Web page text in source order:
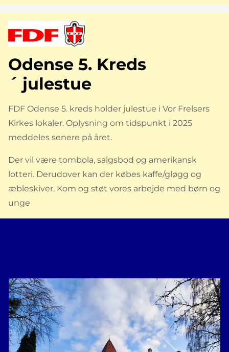
Odense 5. Kreds
´ julestue
FDF Odense 5. kreds holder julestue i Vor Frelsers
Kirkes lokaler. Oplysning om tidspunkt i 2025
meddeles senere på året.
Der vil være tombola, salgsbod og amerikansk
lotteri. Derudover kan der købes kaffe/gløgg og
æbleskiver. Kom og støt vores arbejde med børn og
unge